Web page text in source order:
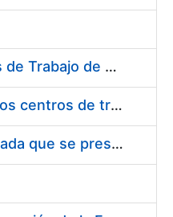
Suministro de Protectores Auditivos a medida para las personas trabajadoras de los Centros de Trabajo de Madrid y Burgos
Suministro de gafas graduadas antiproyecciones para los trabajadores de la FNMT-RCM en los centros de trabajo de Madrid y Burgos
Servicios de una empresa externa para el asesoramiento y resolución de los recursos de alzada que se presentan relacionados con procesos de selección para la FNMT-RCM